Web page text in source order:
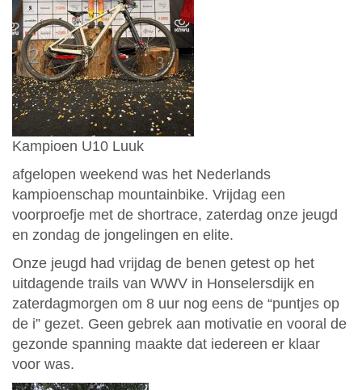
Kampioen U10 Luuk
afgelopen weekend was het Nederlands
kampioenschap mountainbike. Vrijdag een
voorproefje met de shortrace, zaterdag onze jeugd
en zondag de jongelingen en elite.
Onze jeugd had vrijdag de benen getest op het
uitdagende trails van WWV in Honselersdijk en
zaterdagmorgen om 8 uur nog eens de “puntjes op
de i” gezet. Geen gebrek aan motivatie en vooral de
gezonde spanning maakte dat iedereen er klaar
voor was.